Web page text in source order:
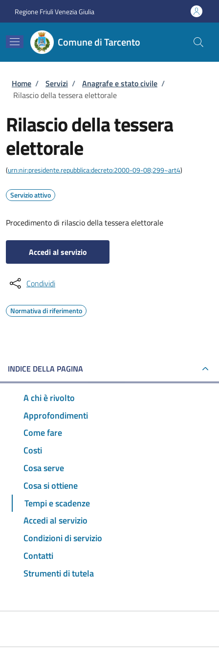
Regione Friuli Venezia Giulia
Comune di Tarcento
Briciole di pane
Home / Servizi / Anagrafe e stato civile /
Rilascio della tessera elettorale
Rilascio della tessera
elettorale
(urn:nir:presidente.repubblica:decreto:2000-09-08;299~art4)
Servizio attivo
Procedimento di rilascio della tessera elettorale
Accedi al servizio
Condividi
Normativa di riferimento
INDICE DELLA PAGINA
A chi è rivolto
Approfondimenti
Come fare
Costi
Cosa serve
Cosa si ottiene
Tempi e scadenze
Accedi al servizio
Condizioni di servizio
Contatti
Strumenti di tutela